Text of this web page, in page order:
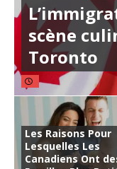
scène
Toronto
Les Raisons Pour
Lesquelles Les
Canadiens Ont